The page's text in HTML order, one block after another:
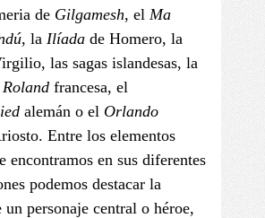
de Gilgamesh, el Ma
, la Ilíada de Homero, la
las sagas islandesas, la
francesa, el
alemán o el Orlando
Entre los elementos
encontramos en sus diferentes
podemos destacar la
un personaje central o héroe,